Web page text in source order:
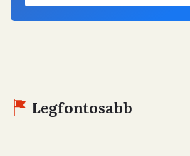
Legfontosabb